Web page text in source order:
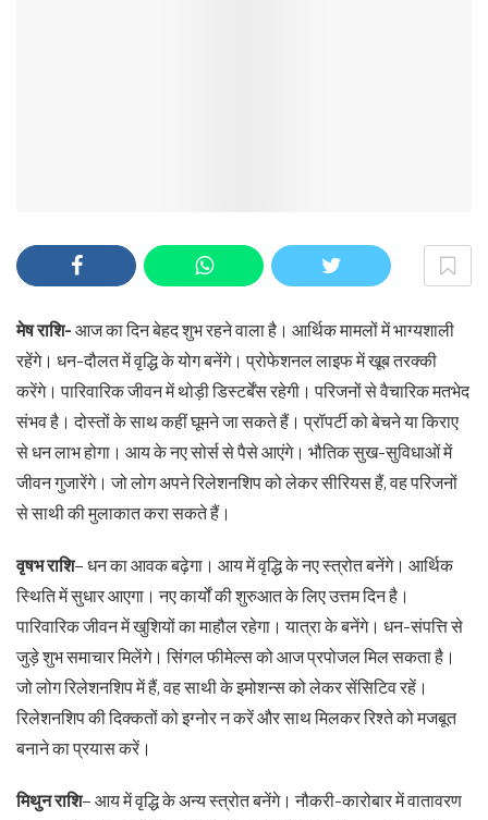
मेष राशि- आज का दिन बेहद शुभ रहने वाला है। आर्थिक मामलों में भाग्यशाली
रहेंगे। धन-दौलत में वृद्धि के योग बनेंगे। प्रोफेशनल लाइफ में खूब तरक्की
करेंगे। पारिवारिक जीवन में थोड़ी डिस्टर्बेंस रहेगी। परिजनों से वैचारिक मतभेद
संभव है। दोस्तों के साथ कहीं घूमने जा सकते हैं। प्रॉपर्टी को बेचने या किराए
से धन लाभ होगा। आय के नए सोर्स से पैसे आएंगे। भौतिक सुख-सुविधाओं में
जीवन गुजारेंगे। जो लोग अपने रिलेशनशिप को लेकर सीरियस हैं, वह परिजनों
से साथी की मुलाकात करा सकते हैं।
वृषभ राशि– धन का आवक बढ़ेगा। आय में वृद्धि के नए स्त्रोत बनेंगे। आर्थिक
स्थिति में सुधार आएगा। नए कार्यों की शुरुआत के लिए उत्तम दिन है।
पारिवारिक जीवन में खुशियों का माहौल रहेगा। यात्रा के बनेंगे। धन-संपत्ति से
जुड़े शुभ समाचार मिलेंगे। सिंगल फीमेल्स को आज प्रपोजल मिल सकता है।
जो लोग रिलेशनशिप में हैं, वह साथी के इमोशन्स को लेकर सेंसिटिव रहें।
रिलेशनशिप की दिक्कतों को इग्नोर न करें और साथ मिलकर रिश्ते को मजबूत
बनाने का प्रयास करें।
मिथुन राशि– आय में वृद्धि के अन्य स्त्रोत बनेंगे। नौकरी-कारोबार में वातावरण